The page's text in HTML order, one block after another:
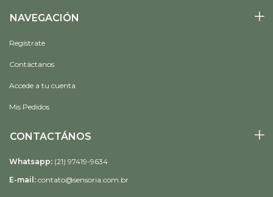
NAVEGACIÓN
Regístrate
Contáctanos
Accede a tu cuenta
Mis Pedidos
CONTACTÁNOS
Whatsapp: (21) 97419-9634
E-mail: contato@sensoria.com.br